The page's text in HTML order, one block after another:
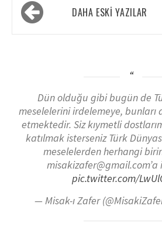
DAHA ESKI YAZILAR
Dün olduğu gibi bugün de
meselelerini irdelemeye,
etmektedir. Siz kıymetli
katılmak isterseniz Türk
meselelerden herhangi
pic.twitter.com/
— Misak-ı Zafer